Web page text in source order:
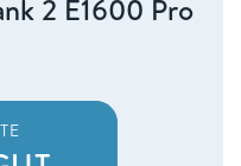
2 E1600 Pro